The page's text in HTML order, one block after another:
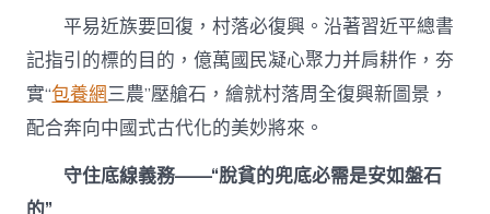
攻
堅
邁
向
村
全
復
平易近族要回復，村落必復興。沿著習近平總書
記指引的標的目的，億萬國民凝心聚力并肩耕作，夯
實“包養網三農”壓艙石，繪就村落周全復興新圖景，
配合奔向中國式古代化的美妙將來。
守住底線義務——“脫貧的兜底必需是安如盤石